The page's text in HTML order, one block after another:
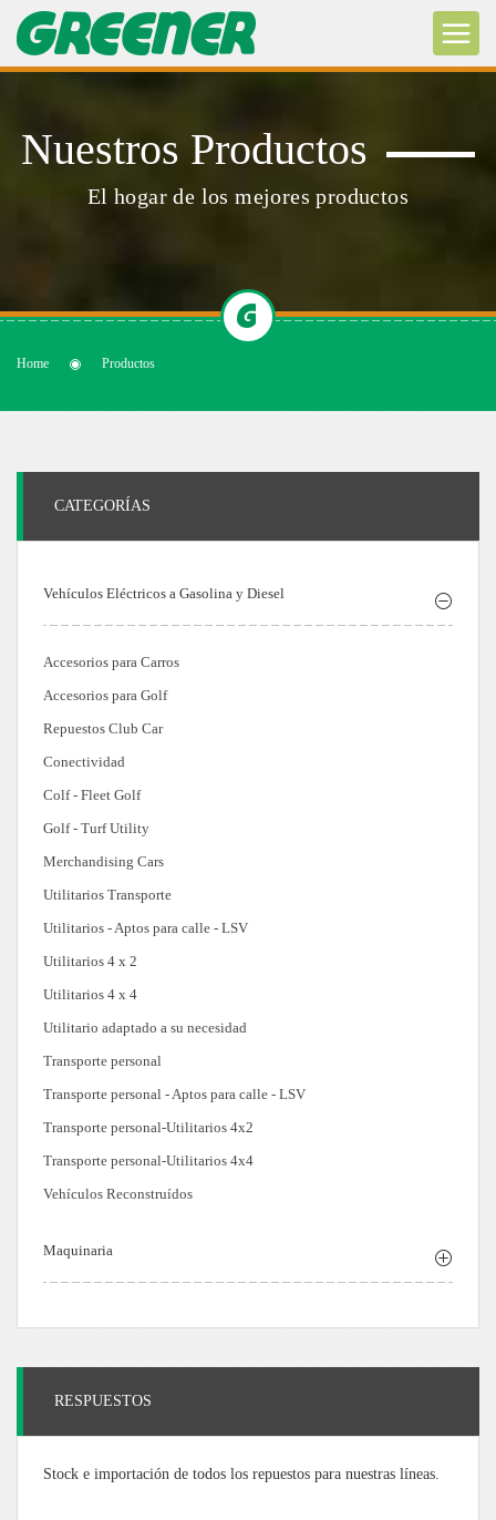
Nuestros Productos
El hogar de los mejores productos
Home Productos
CATEGORÍAS
Vehículos Eléctricos a Gasolina y Diesel
Accesorios para Carros
Accesorios para Golf
Repuestos Club Car
Conectividad
Colf - Fleet Golf
Golf - Turf Utility
Merchandising Cars
Utilitarios Transporte
Utilitarios - Aptos para calle - LSV
Utilitarios 4 x 2
Utilitarios 4 x 4
Utilitario adaptado a su necesidad
Transporte personal
Transporte personal - Aptos para calle - LSV
Transporte personal-Utilitarios 4x2
Transporte personal-Utilitarios 4x4
Vehículos Reconstruídos
Maquinaria
RESPUESTOS
Stock e importación de todos los repuestos para nuestras líneas.